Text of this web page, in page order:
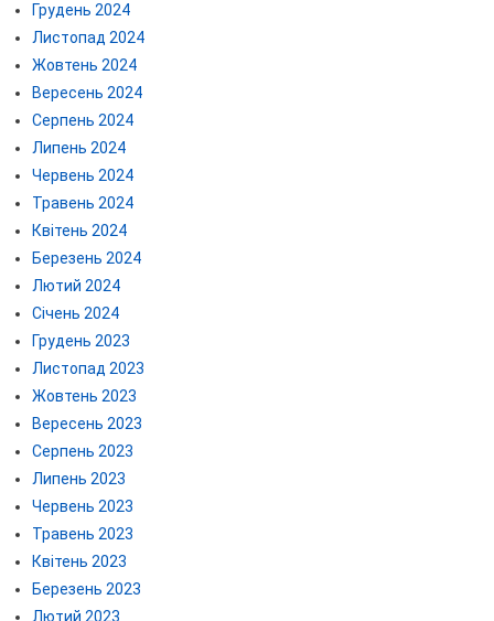
Грудень 2024
Листопад 2024
Жовтень 2024
Вересень 2024
Серпень 2024
Липень 2024
Червень 2024
Травень 2024
Квітень 2024
Березень 2024
Лютий 2024
Січень 2024
Грудень 2023
Листопад 2023
Жовтень 2023
Вересень 2023
Серпень 2023
Липень 2023
Червень 2023
Травень 2023
Квітень 2023
Березень 2023
Лютий 2023